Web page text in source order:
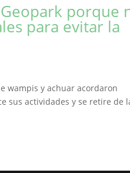
porque
para evitar la
wampis y achuar acordaron
sus actividades y se retire de